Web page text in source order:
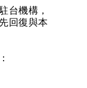
「駐鳳凰城辦
作
台機構，
回復與本